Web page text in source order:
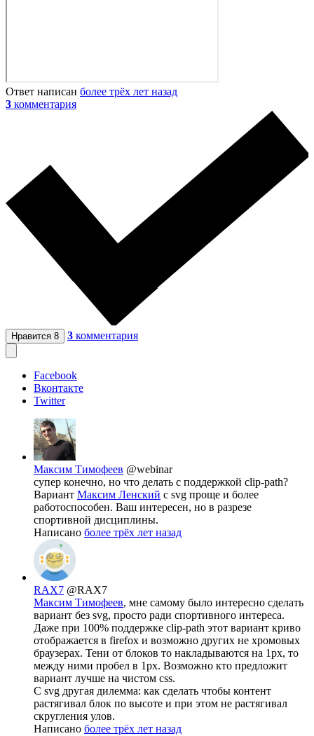
Ответ написан более трёх лет назад
3 комментария
Нравится 8 3 комментария
Facebook
Вконтакте
Twitter
Максим Тимофеев @webinar
супер конечно, но что делать с поддержкой clip-path?
Вариант Максим Ленский с svg проще и более
работоспособен. Ваш интересен, но в разрезе
спортивной дисциплины.
Написано более трёх лет назад
RAX7 @RAX7
Максим Тимофеев, мне самому было интересно сделать
вариант без svg, просто ради спортивного интереса.
Даже при 100% поддержке clip-path этот вариант криво
отображается в firefox и возможно других не хромовых
браузерах. Тени от блоков то накладываются на 1px, то
между ними пробел в 1px. Возможно кто предложит
вариант лучше на чистом css.
С svg другая дилемма: как сделать чтобы контент
растягивал блок по высоте и при этом не растягивал
скругления улов.
Написано более трёх лет назад